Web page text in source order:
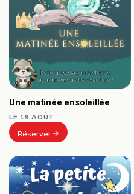
Une matinée ensoleillée
LE 19 AOÛT
Réserver